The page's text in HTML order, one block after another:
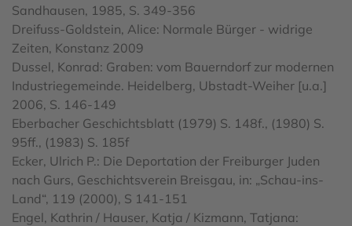
Sandhausen, 1985, S. 349-356
Dreifuss-Goldstein, Alice: Normale Bürger - widrige
Zeiten, Konstanz 2009
Dussel, Konrad: Graben: vom Bauerndorf zur modernen
Industriegemeinde. Heidelberg, Ubstadt-Weiher [u.a.]
2006, S. 146-149
Eberbacher Geschichtsblatt (1979) S. 148f., (1980) S.
95ff., (1983) S. 185f
Ecker, Ulrich P.: Die Deportation der Freiburger Juden
nach Gurs, Geschichtsverein Breisgau, in: „Schau-ins-
Land“, 119 (2000), S 141-151
Engel, Kathrin / Hauser, Katja / Kizmann, Tatjana: